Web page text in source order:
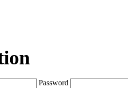
Password